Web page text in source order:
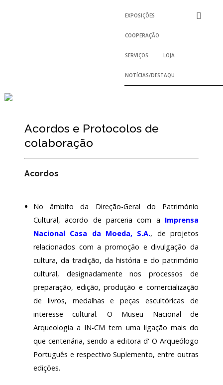
EXPOSIÇÕES
COOPERAÇÃO
SERVIÇOS LOJA
NOTÍCIAS/DESTAQUES
Acordos e Protocolos de
colaboração
Acordos
No âmbito da Direção-Geral do Património
Cultural, acordo de parceria com a Imprensa
Nacional Casa da Moeda, S.A., de projetos
relacionados com a promoção e divulgação da
cultura, da tradição, da história e do património
cultural, designadamente nos processos de
preparação, edição, produção e comercialização
de livros, medalhas e peças escultóricas de
interesse cultural. O Museu Nacional de
Arqueologia a IN-CM tem uma ligação mais do
que centenária, sendo a editora d' O Arqueólogo
Português e respectivo Suplemento, entre outras
edições.